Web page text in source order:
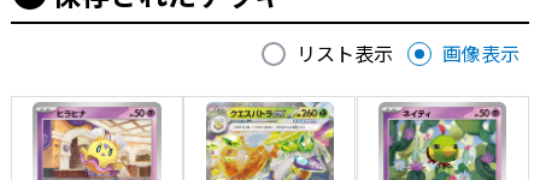
リスト表示 画像表示